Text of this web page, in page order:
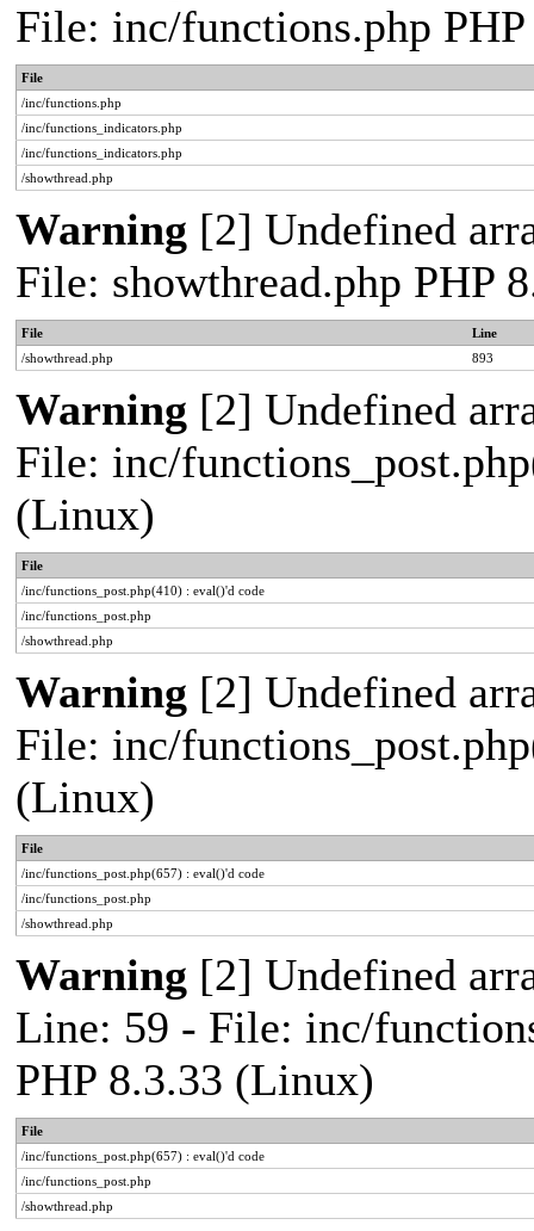
File: inc/functions.php
File
/inc/functions.php
/inc/functions_indicators.php
/inc/functions_indicators.php
/showthread.php
Warning [2] Undefined
File: showthread.php PHP
File
Line
/showthread.php
893
Warning [2] Undefined
File: inc/
(Linux)
File
/inc/functions_post.php(410) : eval()'d code
/inc/functions_post.php
/showthread.php
Warning [2] Undefined
File: inc/
(Linux)
File
/inc/functions_post.php(657) : eval()'d code
/inc/functions_post.php
/showthread.php
Warning [2] Undefined
Line: 59 - File: inc/
PHP 8.3.33 (Linux)
File
/inc/functions_post.php(657) : eval()'d code
/inc/functions_post.php
/showthread.php